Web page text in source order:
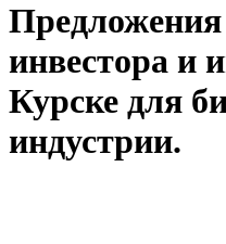
Предложения
инвестора и
Курске для
индустрии.